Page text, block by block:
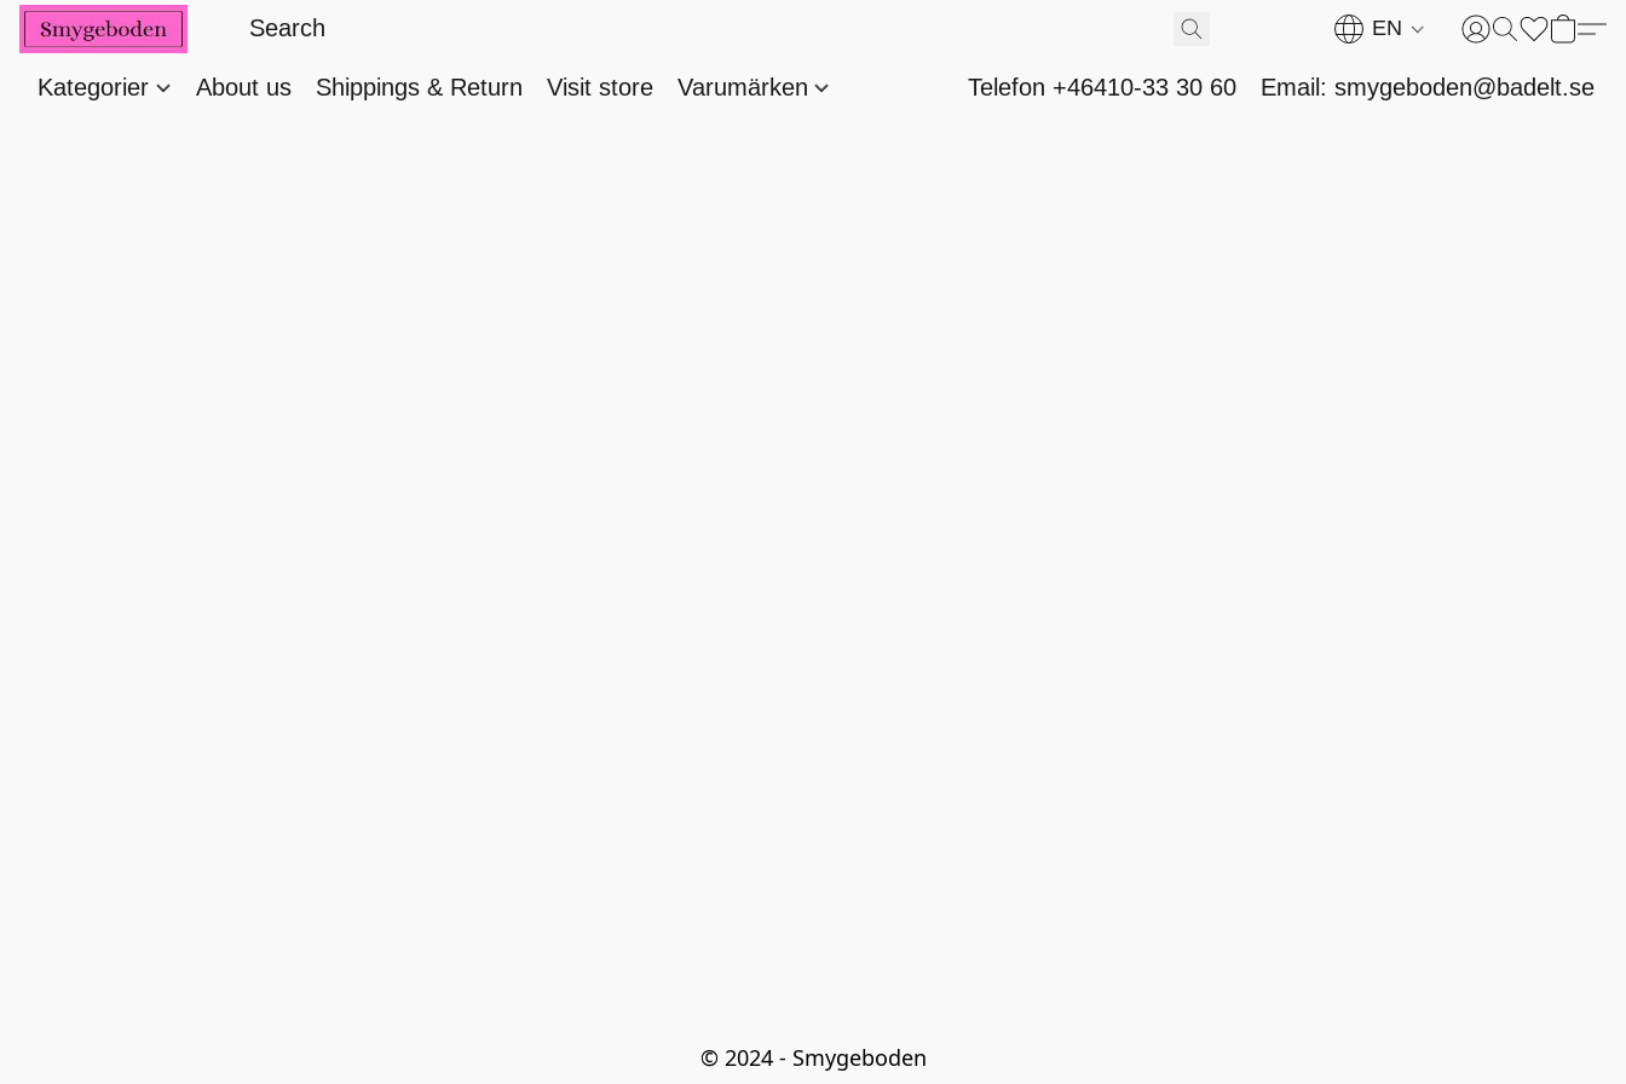
EN
Kategorier About us Shippings & Return Visit store Varumärken Telefon +46410-33 30 60 Email: smygeboden@badelt.se
© 2024 - Smygeboden